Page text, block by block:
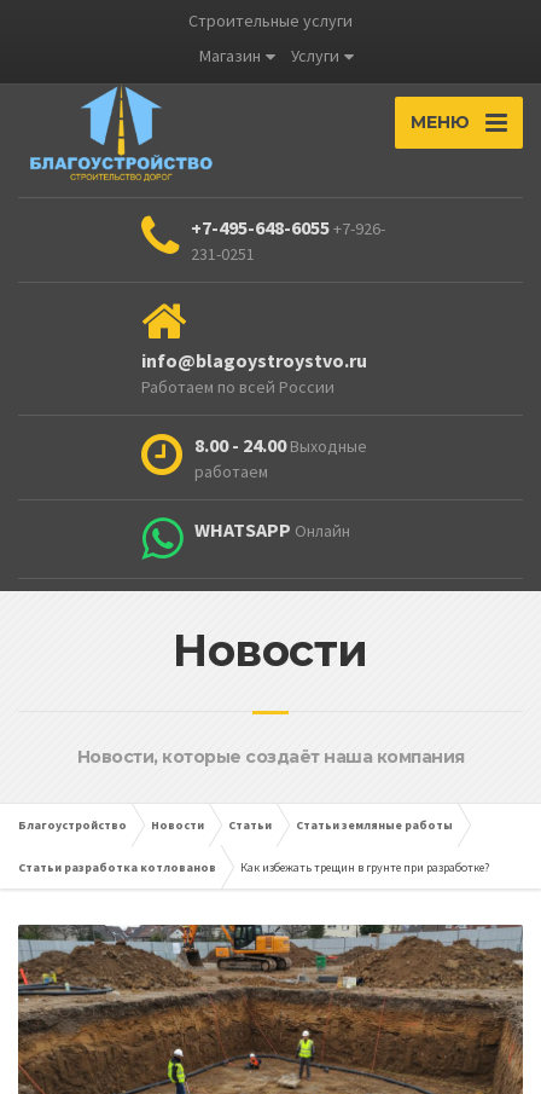
Строительные услуги
Магазин
Услуги
МЕНЮ
+7-495-648-6055+7-926-
231-0251
info@blagoystroystvo.ru
Работаем по всей России
8.00 - 24.00 Выходные
работаем
WHATSAPP Онлайн
Новости
Новости, которые создаёт наша компания
Благоустройство Новости Статьи Статьи земляные работы
Статьи разработка котлованов Как избежать трещин в грунте при разработке?